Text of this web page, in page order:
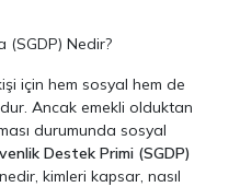
(SGDP) Nedir?
için hem sosyal hem de
Ancak emekli olduktan
durumunda sosyal
Destek Primi (SGDP)
kimleri kapsar, nasıl